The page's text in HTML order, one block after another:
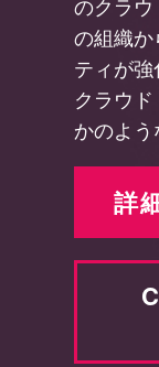
のクラ
の組織
ティが
クラウ
かのよう
詳